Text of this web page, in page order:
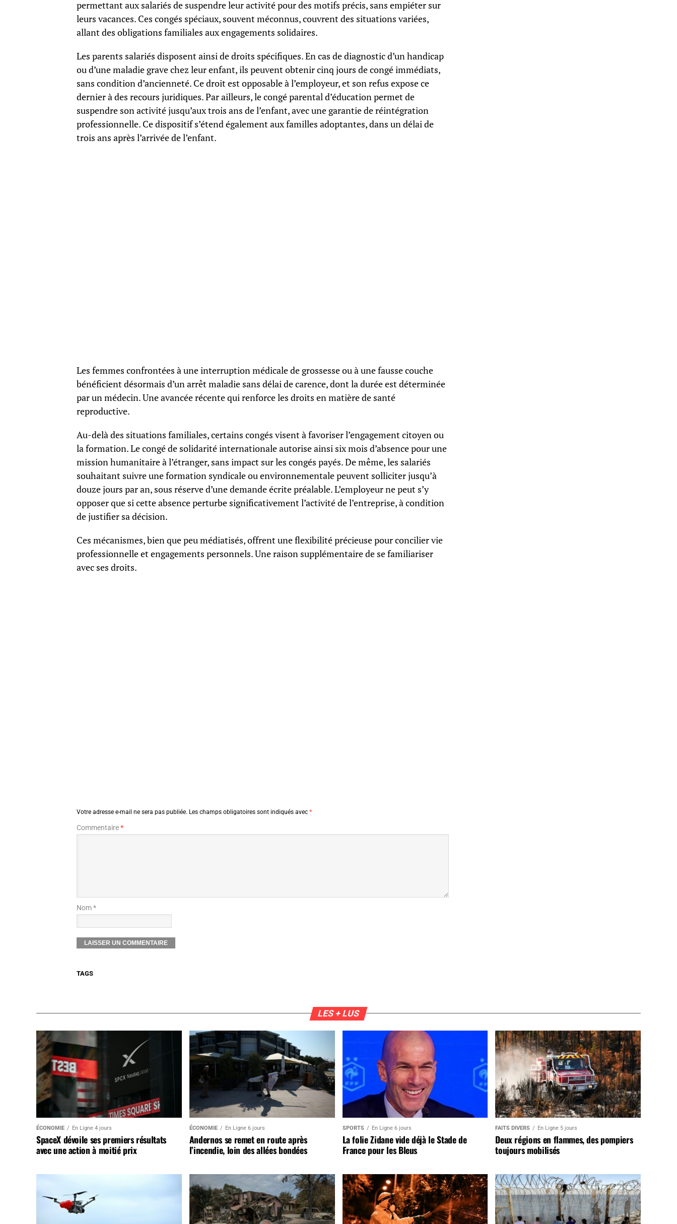
permettant aux salariés de suspendre leur activité pour des motifs précis, sans empiéter sur
leurs vacances. Ces congés spéciaux, souvent méconnus, couvrent des situations variées,
allant des obligations familiales aux engagements solidaires.
Les parents salariés disposent ainsi de droits spécifiques. En cas de diagnostic d’un handicap
ou d’une maladie grave chez leur enfant, ils peuvent obtenir cinq jours de congé immédiats,
sans condition d’ancienneté. Ce droit est opposable à l’employeur, et son refus expose ce
dernier à des recours juridiques. Par ailleurs, le congé parental d’éducation permet de
suspendre son activité jusqu’aux trois ans de l’enfant, avec une garantie de réintégration
professionnelle. Ce dispositif s’étend également aux familles adoptantes, dans un délai de
trois ans après l’arrivée de l’enfant.
Les femmes confrontées à une interruption médicale de grossesse ou à une fausse couche
bénéficient désormais d’un arrêt maladie sans délai de carence, dont la durée est déterminée
par un médecin. Une avancée récente qui renforce les droits en matière de santé
reproductive.
Au-delà des situations familiales, certains congés visent à favoriser l’engagement citoyen ou
la formation. Le congé de solidarité internationale autorise ainsi six mois d’absence pour une
mission humanitaire à l’étranger, sans impact sur les congés payés. De même, les salariés
souhaitant suivre une formation syndicale ou environnementale peuvent solliciter jusqu’à
douze jours par an, sous réserve d’une demande écrite préalable. L’employeur ne peut s’y
opposer que si cette absence perturbe significativement l’activité de l’entreprise, à condition
de justifier sa décision.
Ces mécanismes, bien que peu médiatisés, offrent une flexibilité précieuse pour concilier vie
professionnelle et engagements personnels. Une raison supplémentaire de se familiariser
avec ses droits.
Votre adresse e-mail ne sera pas publiée. Les champs obligatoires sont indiqués avec *
Commentaire*
Nom *
TAGS
LES + LUS
ÉCONOMIE En Ligne 4 jours
SpaceX dévoile ses premiers résultats
avec une action à moitié prix
ÉCONOMIE En Ligne 6 jours
Andernos se remet en route après
l’incendie, loin des allées bondées
SPORTS En Ligne 6 jours
La folie Zidane vide déjà le Stade de
France pour les Bleus
FAITS DIVERS En Ligne 5 jours
Deux régions en flammes, des pompiers
toujours mobilisés